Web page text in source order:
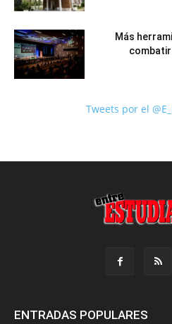
Más
Tweets por el
ENTRADAS POPULARES